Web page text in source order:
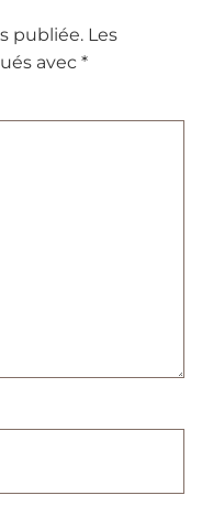
publiée. Les
avec *